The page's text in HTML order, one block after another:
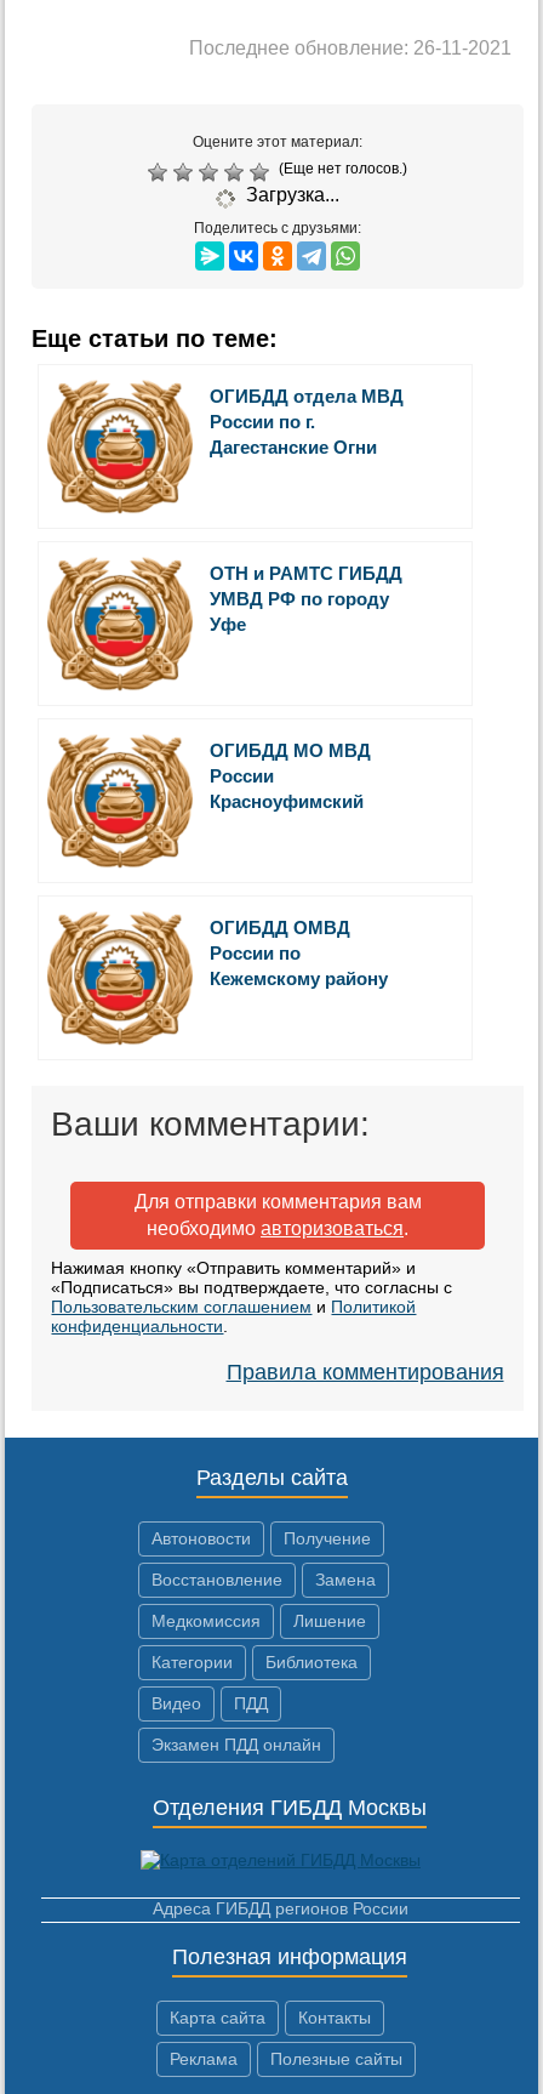
Последнее обновление: 26-11-2021
Оцените этот материал:
(Еще нет голосов.)
Загрузка...
Поделитесь с друзьями:
Еще статьи по теме:
ОГИБДД отдела МВД
России по г.
Дагестанские Огни
ОТН и РАМТС ГИБДД
УМВД РФ по городу
Уфе
ОГИБДД МО МВД
России
Красноуфимский
ОГИБДД ОМВД
России по
Кежемскому району
Ваши комментарии:
Для отправки комментария вам
необходимо авторизоваться.
Нажимая кнопку «Отправить комментарий» и
«Подписаться» вы подтверждаете, что согласны с
Пользовательским соглашением и Политикой
конфиденциальности
Правила комментирования
Разделы сайта
Автоновости Получение
Восстановление Замена
Медкомиссия Лишение
Категории Библиотека
Видео ПДД
Экзамен ПДД онлайн
Отделения ГИБДД Москвы
Адреса ГИБДД регионов России
Полезная информация
Карта сайта Контакты
Реклама Полезные сайты